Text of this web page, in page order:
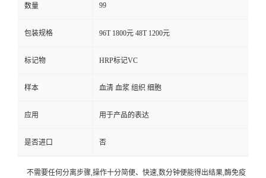
数量 99
包装规格 96T 1800元 48T 1200元
标记物 HRP标记VC
样本 血清 血浆 组织 细胞
应用 用于产品的表达
是否进口 否
不需要任何分离步骤,操作十分简便、快速,数分钟便能得出结果,酶免疫